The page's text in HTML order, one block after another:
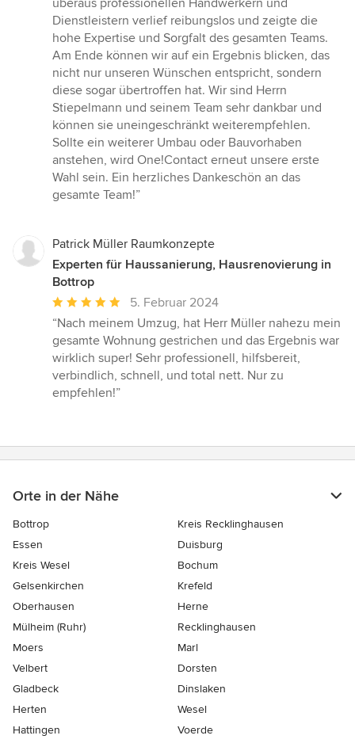
überaus professionellen Handwerkern und
Dienstleistern verlief reibungslos und zeigte die
hohe Expertise und Sorgfalt des gesamten Teams.
Am Ende können wir auf ein Ergebnis blicken, das
nicht nur unseren Wünschen entspricht, sondern
diese sogar übertroffen hat. Wir sind Herrn
Stiepelmann und seinem Team sehr dankbar und
können sie uneingeschränkt weiterempfehlen.
Sollte ein weiterer Umbau oder Bauvorhaben
anstehen, wird One!Contact erneut unsere erste
Wahl sein. Ein herzliches Dankeschön an das
gesamte Team!”
Patrick Müller Raumkonzepte
Experten für Haussanierung, Hausrenovierung in
Bottrop
Durchschnittliche
Bewertung:
5
von
5
Sternen
5. Februar 2024
“Nach meinem Umzug, hat Herr Müller nahezu mein
gesamte Wohnung gestrichen und das Ergebnis war
wirklich super! Sehr professionell, hilfsbereit,
verbindlich, schnell, und total nett. Nur zu
empfehlen!”
Orte in der Nähe
Bottrop
Kreis Recklinghausen
Essen
Duisburg
Kreis Wesel
Bochum
Gelsenkirchen
Krefeld
Oberhausen
Herne
Mülheim (Ruhr)
Recklinghausen
Moers
Marl
Velbert
Dorsten
Gladbeck
Dinslaken
Herten
Wesel
Hattingen
Voerde